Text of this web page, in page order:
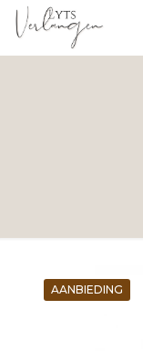
AANBIEDING